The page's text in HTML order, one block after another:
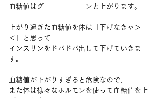
血糖値はグーーーーーーンと上がります。
上がり過ぎた血糖値を体は「下げなきゃ＞
＜」と思って
インスリンをドバドバ出して下げていきま
す。
血糖値が下がりすぎると危険なので、
また体は様々なホルモンを使って血糖値を上